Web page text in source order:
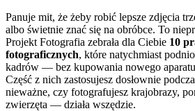
Panuje mit, że żeby robić lepsze zdjęcia
albo świetnie znać się na obróbce. To
Projekt Fotografia zebrała dla Ciebie 10
fotograficznych, które natychmiast
kadrów — bez kupowania nowego
Część z nich zastosujesz dosłownie
nieważne, czy fotografujesz krajobrazy,
zwierzęta — działa wszędzie.